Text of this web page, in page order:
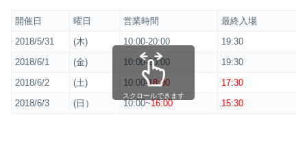
開催日 曜日 営業時間
最終入場
2018/5/31
(木) 10:00-20:00
19:30
2018/6/1
(金) 10:00-20:00
19:30
2018/6/2
(土) 10:00-18:00
17:30
2018/6/3
(日） 10:00~16:00 15:30
スクロールできます